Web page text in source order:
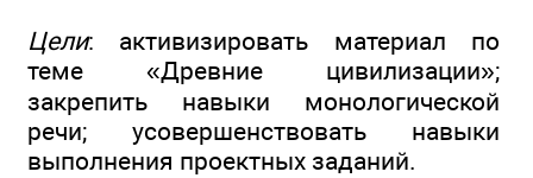
Цели: активизировать материал по
теме «Древние цивилизации»;
закрепить навыки монологической
речи; усовершенствовать навыки
выполнения проектных заданий.